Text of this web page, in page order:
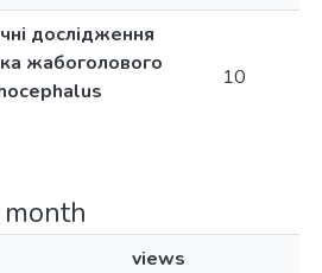
дослідження
жабоголового
10
views